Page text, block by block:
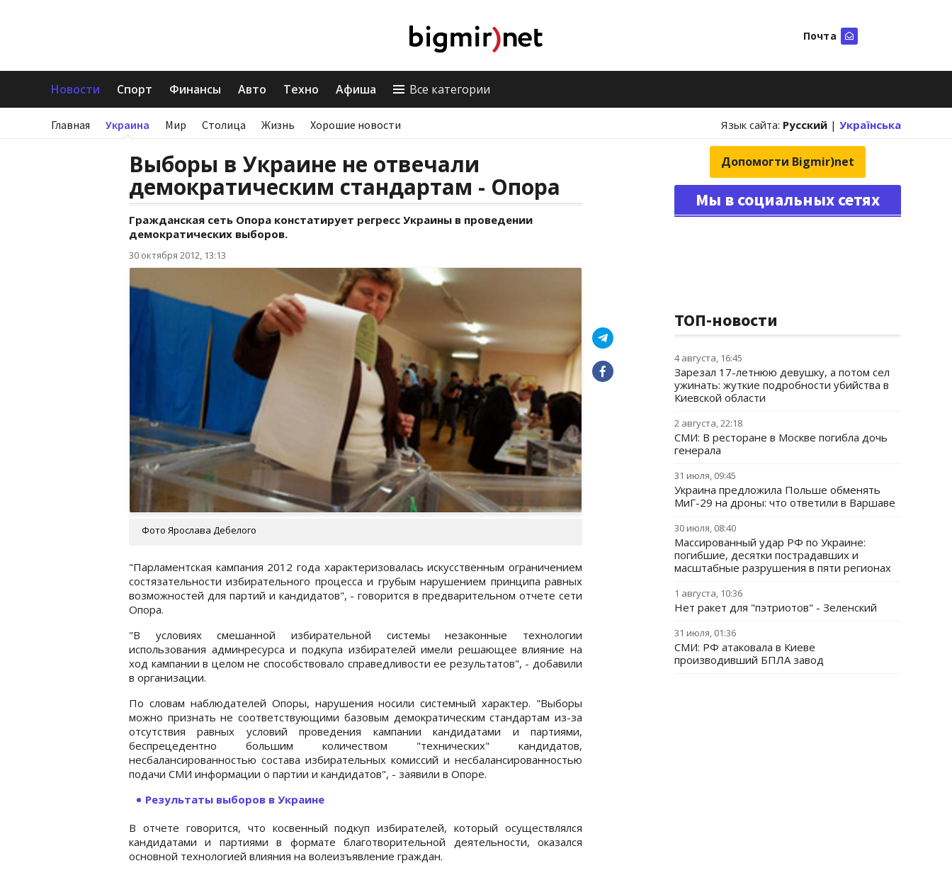
Почта
Новости Спорт Финансы Авто Техно Афиша Все категории
Главная Украина Мир Столица Жизнь Хорошие новости Язык сайта: Русский | Українська
Выборы в Украине не отвечали
демократическим стандартам - Опора
Гражданская сеть Опора констатирует регресс Украины в проведении
демократических выборов.
30 октября 2012, 13:13
Фото Ярослава Дебелого
"Парламентская кампания 2012 года характеризовалась искусственным ограничением
состязательности избирательного процесса и грубым нарушением принципа равных
возможностей для партий и кандидатов", - говорится в предварительном отчете сети
Опора.
"В условиях смешанной избирательной системы незаконные технологии
использования админресурса и подкупа избирателей имели решающее влияние на
ход кампании в целом не способствовало справедливости ее результатов", - добавили
в организации.
По словам наблюдателей Опоры, нарушения носили системный характер. "Выборы
можно признать не соответствующими базовым демократическим стандартам из-за
отсутствия равных условий проведения кампании кандидатами и партиями,
беспрецедентно большим количеством "технических" кандидатов,
несбалансированностью состава избирательных комиссий и несбалансированностью
подачи СМИ информации о партии и кандидатов", - заявили в Опоре.
Результаты выборов в Украине
В отчете говорится, что косвенный подкуп избирателей, который осуществлялся
кандидатами и партиями в формате благотворительной деятельности, оказался
основной технологией влияния на волеизъявление граждан.
Допомогти Bigmir)net
Мы в социальных сетях
ТОП-новости
4 августа, 16:45
Зарезал 17-летнюю девушку, а потом сел
ужинать: жуткие подробности убийства в
Киевской области
2 августа, 22:18
СМИ: В ресторане в Москве погибла дочь
генерала
31 июля, 09:45
Украина предложила Польше обменять
МиГ-29 на дроны: что ответили в Варшаве
30 июля, 08:40
Массированный удар РФ по Украине:
погибшие, десятки пострадавших и
масштабные разрушения в пяти регионах
1 августа, 10:36
Нет ракет для "пэтриотов" - Зеленский
31 июля, 01:36
СМИ: РФ атаковала в Киеве
производивший БПЛА завод